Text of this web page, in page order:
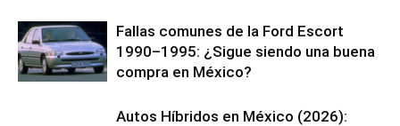
Fallas comunes de la Ford Escort
1990–1995: ¿Sigue siendo una buena
compra en México?
Autos Híbridos en México (2026):